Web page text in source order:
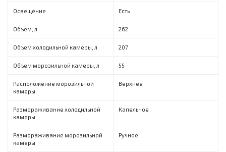
Освещение Есть
Объем, л 262
Объем холодильной камеры, л 207
Объем морозильной камеры, л 55
Расположение морозильной
камеры
Верхнее
Размораживание холодильной
камеры
Капельное
Размораживание морозильной
камеры
Ручное